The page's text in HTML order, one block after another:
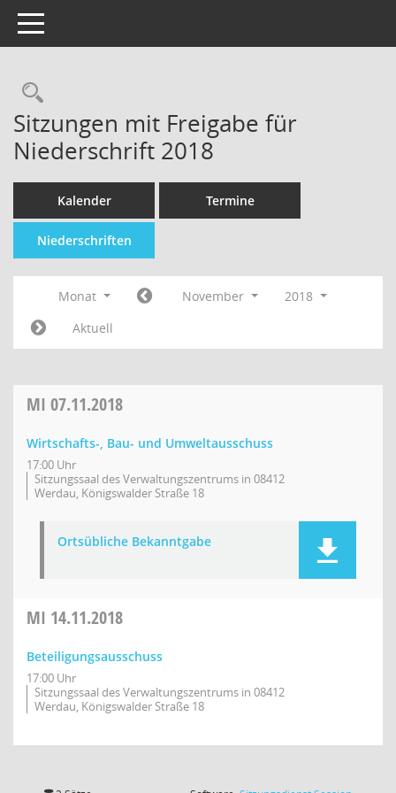
Toggle navigation
Sitzungen mit Freigabe für
Niederschrift 2018
Kalender Termine
Niederschriften
Monat November
2018
Aktuell
MI 07.11.2018
Wirtschafts-, Bau- und Umweltausschuss
17:00 Uhr
Sitzungssaal des Verwaltungszentrums in 08412
Werdau, Königswalder Straße 18
Ortsübliche Bekanntgabe
MI 14.11.2018
Beteiligungsausschuss
17:00 Uhr
Sitzungssaal des Verwaltungszentrums in 08412
Werdau, Königswalder Straße 18